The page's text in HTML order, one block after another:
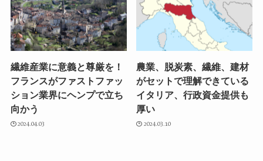
繊維産業に意義と尊厳を！
フランスがファストファッ
ション業界にヘンプで立ち
向かう
2024.04.03
農業、脱炭素、繊維、建材
がセットで理解できている
イタリア、行政資金提供も
厚い
2024.03.10